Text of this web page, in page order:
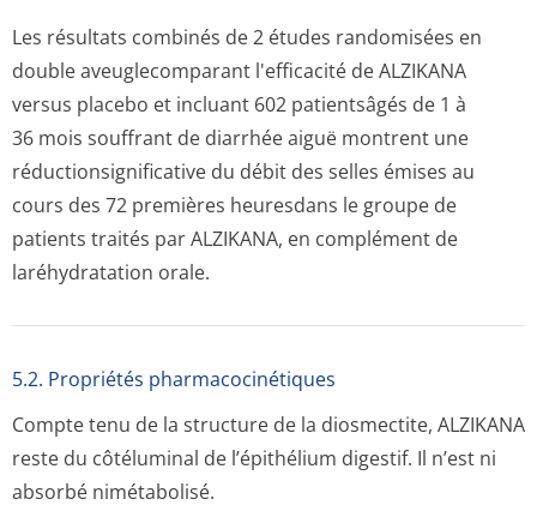
Les résultats combinés de 2 études randomisées en
double aveuglecomparant l'efficacité de ALZIKANA
versus placebo et incluant 602 patientsâgés de 1 à
36 mois souffrant de diarrhée aiguë montrent une
réductionsigni­ficative du débit des selles émises au
cours des 72 premières heuresdans le groupe de
patients traités par ALZIKANA, en complément de
laréhydratati­on orale.
5.2. Propriétés pharmacocinéti­ques
Compte tenu de la structure de la diosmectite, ALZIKANA
reste du côtéluminal de l’épithélium digestif. Il n’est ni
absorbé nimétabolisé.